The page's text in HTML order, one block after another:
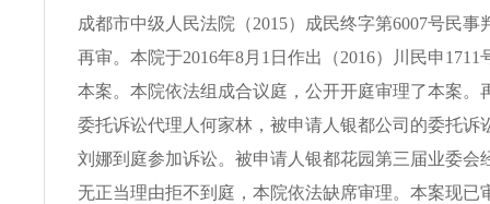
成都市中级人民法院（2015）成民终字第6007号民事
再审。本院于2016年8月1日作出（2016）川民申1711
本案。本院依法组成合议庭，公开开庭审理了本案。
委托诉讼代理人何家林，被申请人银都公司的委托诉
刘娜到庭参加诉讼。被申请人银都花园第三届业委会
无正当理由拒不到庭，本院依法缺席审理。本案现已